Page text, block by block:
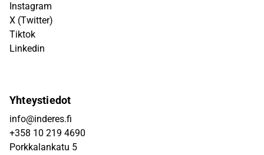
Instagram
X (Twitter)
Tiktok
Linkedin
Yhteystiedot
info@inderes.fi
+358 10 219 4690
Porkkalankatu 5